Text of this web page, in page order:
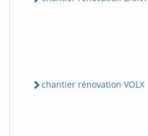
chantier rénovation VOLX